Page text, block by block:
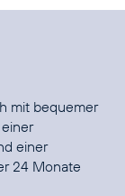
mit bequemer
einer
24 Monate